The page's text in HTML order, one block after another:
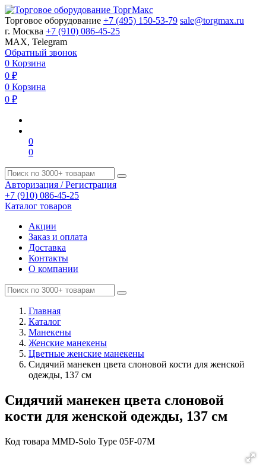
Торговое оборудование +7 (495) 150-53-79 sale@torgmax.ru
г. Москва +7 (910) 086-45-25
MAX, Telegram
Обратный звонок
0 Корзина
0 ₽
0 Корзина
0 ₽
0
0
Авторизация / Регистрация
+7 (910) 086-45-25
Каталог товаров
Акции
Заказ и оплата
Доставка
Контакты
О компании
Главная
Каталог
Манекены
Женские манекены
Цветные женские манекены
Сидячий манекен цвета слоновой кости для женской
одежды, 137 см
Сидячий манекен цвета слоновой
кости для женской одежды, 137 см
Код товара MMD-Solo Type 05F-07M